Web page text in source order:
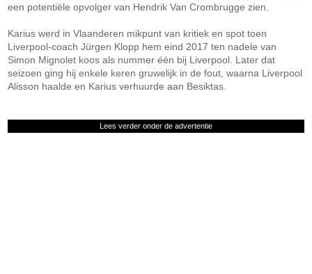
een potentiële opvolger van Hendrik Van Crombrugge zien.
Karius werd in Vlaanderen mikpunt van kritiek en spot toen
Liverpool-coach Jürgen Klopp hem eind 2017 ten nadele van
Simon Mignolet koos als nummer één bij Liverpool. Later dat
seizoen ging hij enkele keren gruwelijk in de fout, waarna Liverpool
Alisson haalde en Karius verhuurde aan Besiktas.
Lees verder onder de advertentie